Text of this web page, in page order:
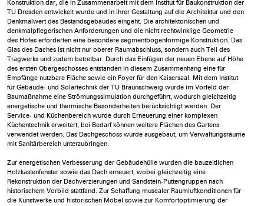
Konstruktion dar, die in Zusammenarbeit mit dem Institut für Baukonstruktion der
TU Dresden entwickelt wurde und in ihrer Gestaltung auf die Architektur und den
Denkmalwert des Bestandsgebäudes eingeht. Die architektonischen und
denkmalpflegerischen Anforderungen und die nicht rechtwinklige Geometrie
des Hofes erforderten eine besondere segmentbogenförmige Konstruktion. Das
Glas des Daches ist nicht nur oberer Raumabschluss, sondern auch Teil des
Tragwerks und zudem betretbar. Durch das Einfügen der neuen Ebene auf Höhe
des ersten Obergeschosses entstanden in diesem Zusammenhang eine für
Empfänge nutzbare Fläche sowie ein Foyer für den Kaisersaal. Mit dem Institut
für Gebäude- und Solartechnik der TU Braunschweig wurde im Vorfeld der
Baumaßnahme eine Strömungssimulation durchgeführt, wodurch gleichzeitig
energetische und thermische Besonderheiten berücksichtigt werden. Der
Service- und Küchenbereich wurde durch Erneuerung einer komplexen
Küchentechnik erweitert, bei Bedarf können weitere Flächen des Gartens
verwendet werden. Das Dachgeschoss wurde ausgebaut, um Verwaltungsräume
mit Sanitärbereich unterzubringen.
Zur energetischen Verbesserung der Gebäudehülle wurden die bauzeitlichen
Holzkastenfenster sowie das Dach erneuert, wobei gleichzeitig eine
Rekonstruktion der Dachverzierungen und Sandstein-Puttengruppen nach
historischem Vorbild stattfand. Zur Schaffung musealer Raumluftkonditionen für
die Kunstwerke und historischen Möbel sowie zur Komfortoptimierung der